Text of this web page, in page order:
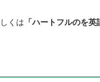
くは 「ハートフルのを英